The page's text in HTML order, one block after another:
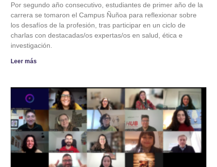
Por segundo año consecutivo, estudiantes de primer año de la
carrera se tomaron el Campus Ñuñoa para reflexionar sobre
los desafíos de la profesión, tras participar en un ciclo de
charlas con destacadas/os expertas/os en salud, ética e
investigación.
Leer más